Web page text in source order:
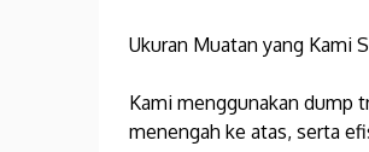
Ukuran Muatan yang Kami
Kami menggunakan dump
menengah ke atas, serta